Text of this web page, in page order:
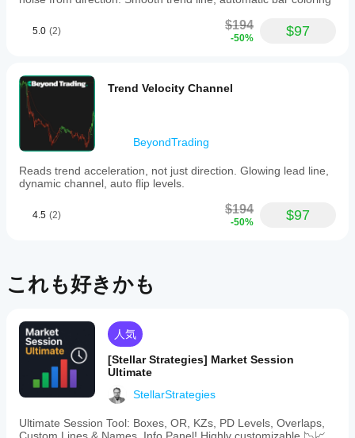
5.0 (2) $194
-50% $97
Trend Velocity Channel
BeyondTrading
Reads trend acceleration, not just direction. Glowing lead line,
dynamic channel, auto flip levels.
4.5 (2) $194
-50% $97
これも好きかも
人気
[Stellar Strategies] Market Session
Ultimate
StellarStrategies
Ultimate Session Tool: Boxes, OR, KZs, PD Levels, Overlaps,